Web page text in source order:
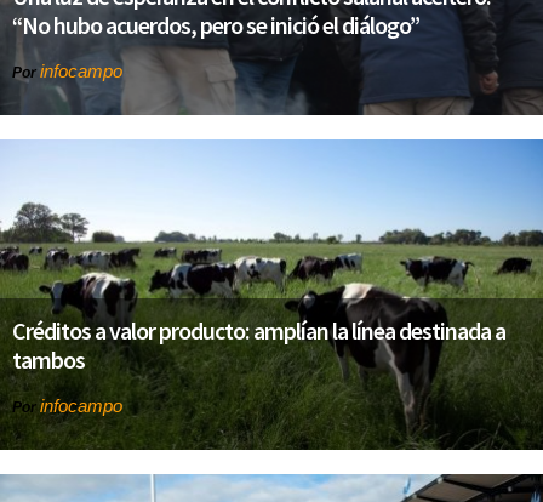
“No hubo acuerdos, pero se inició el diálogo”
Por infocampo
Créditos a valor producto: amplían la línea destinada a
tambos
Por infocampo